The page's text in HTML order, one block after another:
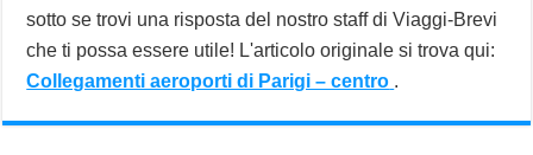
sotto se trovi una risposta del nostro staff di Viaggi-Brevi
che ti possa essere utile! L'articolo originale si trova qui:
Collegamenti aeroporti di Parigi – centro .